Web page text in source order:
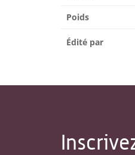
Poids
Édité par